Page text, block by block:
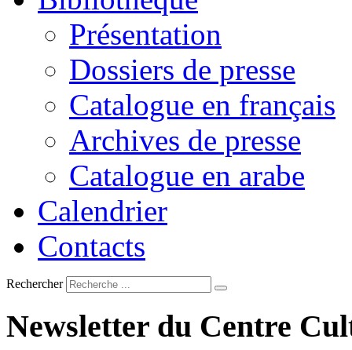
Présentation
Dossiers de presse
Catalogue en français
Archives de presse
Catalogue en arabe
Calendrier
Contacts
Rechercher
Newsletter du Centre